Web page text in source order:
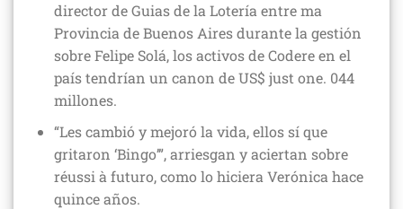
director de Guias de la Lotería entre ma
Provincia de Buenos Aires durante la gestión
sobre Felipe Solá, los activos de Codere en el
país tendrían un canon de US$ just one. 044
millones.
“Les cambió y mejoró la vida, ellos sí que
gritaron ‘Bingo’”, arriesgan y aciertan sobre
réussi à futuro, como lo hiciera Verónica hace
quince años.